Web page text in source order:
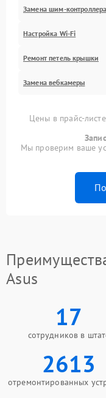
Замена шим-контроллера
Настройка Wi-Fi
Ремонт петель крышки
Замена вебкамеры
Цены в прайс-
Мы проверим ваше
Asus
17
сотрудников в
2613
отремонтированных